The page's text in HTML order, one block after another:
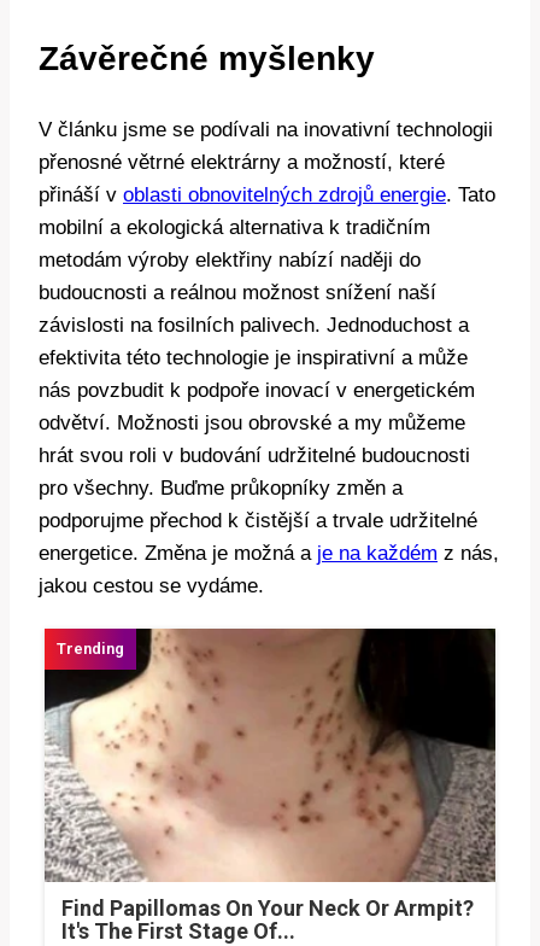
Závěrečné myšlenky
V článku jsme se podívali na inovativní technologii
přenosné větrné elektrárny a možností, které
přináší v oblasti obnovitelných zdrojů energie. Tato
mobilní a ekologická alternativa k tradičním
metodám výroby elektřiny nabízí naději do
budoucnosti a reálnou možnost snížení naší
závislosti na fosilních palivech. Jednoduchost a
efektivita této technologie je inspirativní a může
nás povzbudit k podpoře inovací v energetickém
odvětví. Možnosti jsou obrovské a my můžeme
hrát svou roli v budování udržitelné budoucnosti
pro všechny. Buďme průkopníky změn a
podporujme přechod k čistější a trvale udržitelné
energetice. Změna je možná a je na každém z nás,
jakou cestou se vydáme.
Find Papillomas On Your Neck Or Armpit?
It's The First Stage Of...